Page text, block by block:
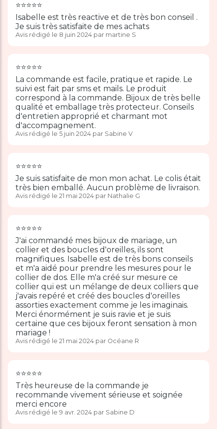
⭐️⭐️⭐️⭐️⭐️
Isabelle est très reactive et de très bon conseil .
Je suis très satisfaite de mes achats
Avis rédigé le 8 juin 2024 par martine S
⭐️⭐️⭐️⭐️⭐️
La commande est facile, pratique et rapide. Le
suivi est fait par sms et mails. Le produit
correspond à la commande. Bijoux de très belle
qualité et emballage très protecteur. Conseils
d'entretien approprié et charmant mot
d'accompagnement.
Avis rédigé le 5 juin 2024 par Sabine V
⭐️⭐️⭐️⭐️⭐️
Je suis satisfaite de mon mon achat. Le colis était
très bien emballé. Aucun problème de livraison.
Avis rédigé le 21 mai 2024 par Nathalie G
⭐️⭐️⭐️⭐️⭐️
J'ai commandé mes bijoux de mariage, un
collier et des boucles d'oreilles, ils sont
magnifiques. Isabelle est de très bons conseils
et m'a aidé pour prendre les mesures pour le
collier de dos. Elle m'a créé sur mesure ce
collier qui est un mélange de deux colliers que
j'avais repéré et créé des boucles d'oreilles
assorties exactement comme je les imaginais.
Merci énormément je suis ravie et je suis
certaine que ces bijoux feront sensation à mon
mariage !
Avis rédigé le 21 mai 2024 par Océane R
⭐️⭐️⭐️⭐️⭐️
Très heureuse de la commande je
recommande vivement sérieuse et soignée
merci encore
Avis rédigé le 9 avr. 2024 par Sabine D